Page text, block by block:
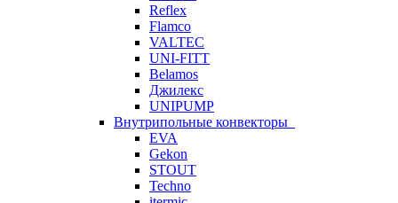
Reflex
Flamco
VALTEC
UNI-FITT
Belamos
Джилекс
UNIPUMP
Внутрипольные конвекторы
EVA
Gekon
STOUT
Techno